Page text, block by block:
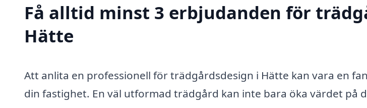
Få alltid minst 3 erbjudanden för
Hätte
Att anlita en professionell för trädgårdsdesign i Hätte kan vara en
din fastighet. En väl utformad trädgård kan inte bara öka värdet på